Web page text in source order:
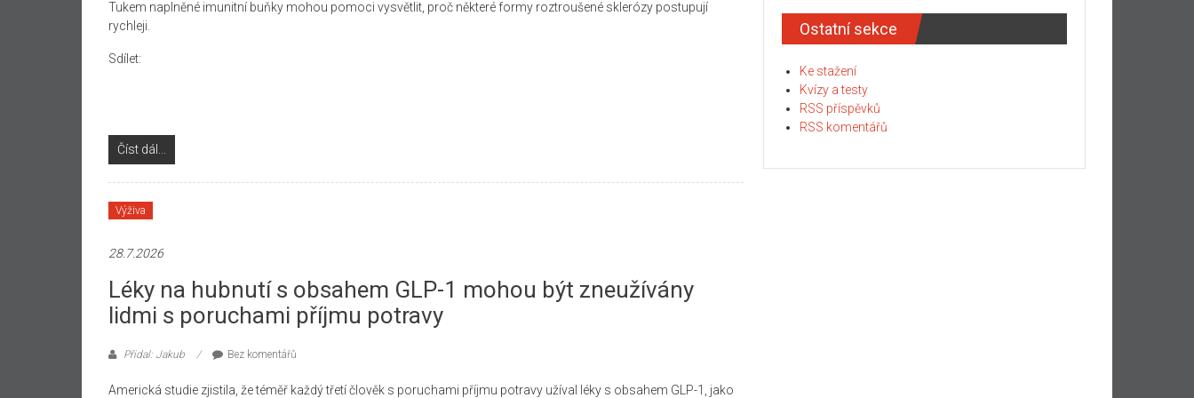
Tukem naplněné imunitní buňky mohou pomoci vysvětlit, proč některé formy roztroušené sklerózy postupují
rychleji.
Sdílet:
Číst dál...
Výživa
28.7.2026
Léky na hubnutí s obsahem GLP-1 mohou být zneužívány
lidmi s poruchami příjmu potravy
Přidal: Jakub Bez komentářů
Americká studie zjistila, že téměř každý třetí člověk s poruchami příjmu potravy užíval léky s obsahem GLP-1, jako
Ostatní sekce
Ke stažení
Kvízy a testy
RSS příspěvků
RSS komentářů